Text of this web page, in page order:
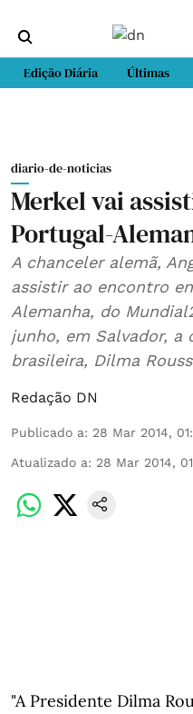
Edição Diária Últimas
diario-de-noticias
Merkel vai
Portugal-
A chanceler alemã,
assistir ao encontro entre
Alemanha, do
junho, em Salvador, a convite da presidente
brasileira, Dilma
Redação DN
Publicado a: 28 Mar 2014,
Atualizado a: 28 Mar 2014,
"A Presidente Dilma